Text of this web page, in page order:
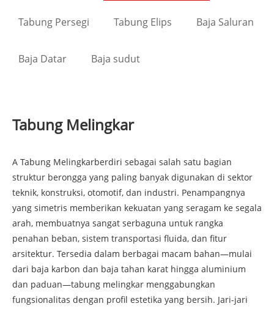
Tabung Persegi Tabung Elips Baja Saluran
Baja Datar Baja sudut
Tabung Melingkar
A Tabung Melingkarberdiri sebagai salah satu bagian
struktur berongga yang paling banyak digunakan di sektor
teknik, konstruksi, otomotif, dan industri. Penampangnya
yang simetris memberikan kekuatan yang seragam ke segala
arah, membuatnya sangat serbaguna untuk rangka
penahan beban, sistem transportasi fluida, dan fitur
arsitektur. Tersedia dalam berbagai macam bahan—mulai
dari baja karbon dan baja tahan karat hingga aluminium
dan paduan—tabung melingkar menggabungkan
fungsionalitas dengan profil estetika yang bersih. Jari-jari